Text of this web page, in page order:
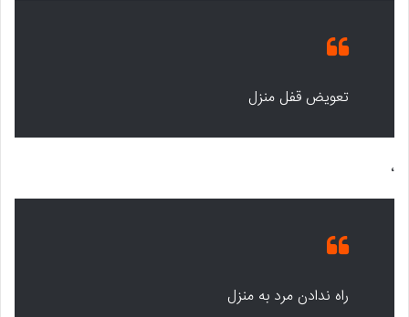
تعویض قفل منزل
،
راه ندادن مرد به منزل